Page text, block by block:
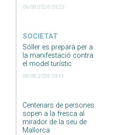
06/08/2026 03:20
SOCIETAT
Sóller es prepara per a
la manifestació contra
el model turístic
06/08/2026 03:11
Centenars de persones
sopen a la fresca al
mirador de la seu de
Mallorca